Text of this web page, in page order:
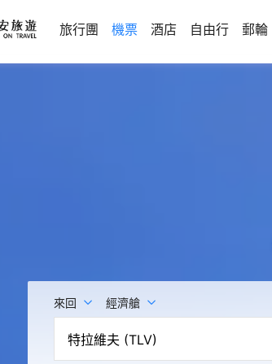
旅行團 機票 酒店 自由行 郵輪
來回 經濟艙